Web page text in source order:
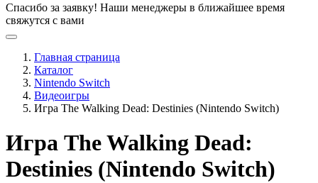
Спасибо за заявку! Наши менеджеры в ближайшее время
свяжутся с вами
Главная страница
Каталог
Nintendo Switch
Видеоигры
Игра The Walking Dead: Destinies (Nintendo Switch)
Игра The Walking Dead:
Destinies (Nintendo Switch)